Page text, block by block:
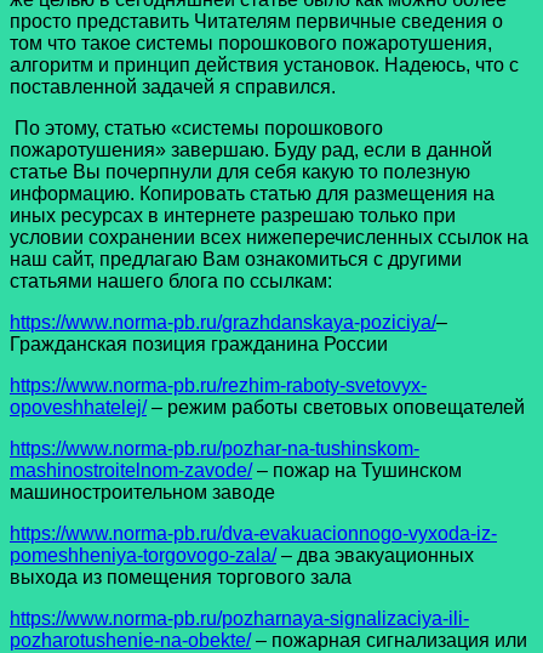
просто представить Читателям первичные сведения о
том что такое системы порошкового пожаротушения,
алгоритм и принцип действия установок. Надеюсь, что с
поставленной задачей я справился.
По этому, статью «системы порошкового
пожаротушения» завершаю. Буду рад, если в данной
статье Вы почерпнули для себя какую то полезную
информацию. Копировать статью для размещения на
иных ресурсах в интернете разрешаю только при
условии сохранении всех нижеперечисленных ссылок на
наш сайт, предлагаю Вам ознакомиться с другими
статьями нашего блога по ссылкам:
https://www.norma-pb.ru/grazhdanskaya-poziciya/–
Гражданская позиция гражданина России
https://www.norma-pb.ru/rezhim-raboty-svetovyx-
opoveshhatelej/– режим работы световых оповещателей
https://www.norma-pb.ru/pozhar-na-tushinskom-
mashinostroitelnom-zavode/– пожар на Тушинском
машиностроительном заводе
https://www.norma-pb.ru/dva-evakuacionnogo-vyxoda-iz-
pomeshheniya-torgovogo-zala/– два эвакуационных
выхода из помещения торгового зала
https://www.norma-pb.ru/pozharnaya-signalizaciya-ili-
pozharotushenie-na-obekte/– пожарная сигнализация или